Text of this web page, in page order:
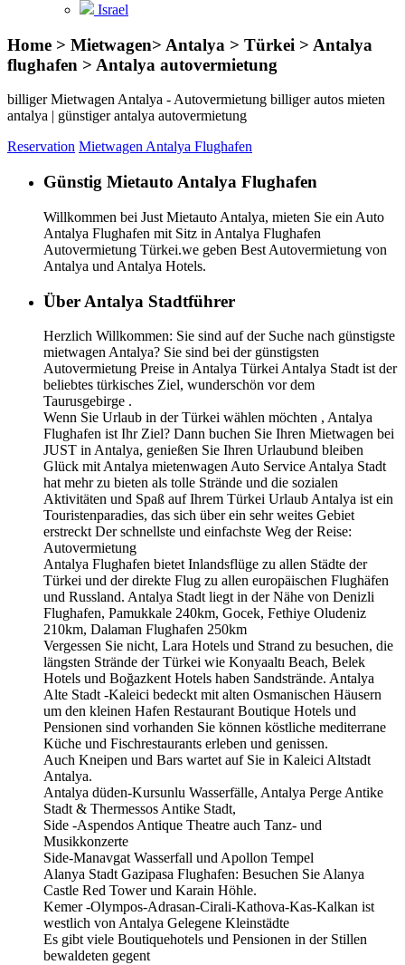
Israel
Home > Mietwagen> Antalya > Türkei > Antalya
flughafen > Antalya autovermietung
billiger Mietwagen Antalya - Autovermietung billiger autos mieten
antalya | günstiger antalya autovermietung
Reservation Mietwagen Antalya Flughafen
Günstig Mietauto Antalya Flughafen
Willkommen bei Just Mietauto Antalya, mieten Sie ein Auto
Antalya Flughafen mit Sitz in Antalya Flughafen
Autovermietung Türkei.we geben Best Autovermietung von
Antalya und Antalya Hotels.
Über Antalya Stadtführer
Herzlich Willkommen: Sie sind auf der Suche nach günstigste
mietwagen Antalya? Sie sind bei der günstigsten
Autovermietung Preise in Antalya Türkei Antalya Stadt ist der
beliebtes türkisches Ziel, wunderschön vor dem
Taurusgebirge .
Wenn Sie Urlaub in der Türkei wählen möchten , Antalya
Flughafen ist Ihr Ziel? Dann buchen Sie Ihren Mietwagen bei
JUST in Antalya, genießen Sie Ihren Urlaubund bleiben
Glück mit Antalya mietenwagen Auto Service Antalya Stadt
hat mehr zu bieten als tolle Strände und die sozialen
Aktivitäten und Spaß auf Ihrem Türkei Urlaub Antalya ist ein
Touristenparadies, das sich über ein sehr weites Gebiet
erstreckt Der schnellste und einfachste Weg der Reise:
Autovermietung
Antalya Flughafen bietet Inlandsflüge zu allen Städte der
Türkei und der direkte Flug zu allen europäischen Flughäfen
und Russland. Antalya Stadt liegt in der Nähe von Denizli
Flughafen, Pamukkale 240km, Gocek, Fethiye Oludeniz
210km, Dalaman Flughafen 250km
Vergessen Sie nicht, Lara Hotels und Strand zu besuchen, die
längsten Strände der Türkei wie Konyaaltı Beach, Belek
Hotels und Boğazkent Hotels haben Sandstrände. Antalya
Alte Stadt -Kaleici bedeckt mit alten Osmanischen Häusern
um den kleinen Hafen Restaurant Boutique Hotels und
Pensionen sind vorhanden Sie können köstliche mediterrane
Küche und Fischrestaurants erleben und genissen.
Auch Kneipen und Bars wartet auf Sie in Kaleici Altstadt
Antalya.
Antalya düden-Kursunlu Wasserfälle, Antalya Perge Antike
Stadt & Thermessos Antike Stadt,
Side -Aspendos Antique Theatre auch Tanz- und
Musikkonzerte
Side-Manavgat Wasserfall und Apollon Tempel
Alanya Stadt Gazipasa Flughafen: Besuchen Sie Alanya
Castle Red Tower und Karain Höhle.
Kemer -Olympos-Adrasan-Cirali-Kathova-Kas-Kalkan ist
westlich von Antalya Gelegene Kleinstädte
Es gibt viele Boutiquehotels und Pensionen in der Stillen
bewaldeten gegent